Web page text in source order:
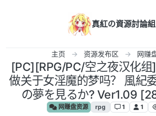
真紅の資源討論組
主页 资源发布区 网赚
[PC][RPG/PC/空之夜汉化
做关于女淫魔的梦吗？ 風紀
の夢を見るか? Ver1.09
网赚盘资源 rpg 1 1